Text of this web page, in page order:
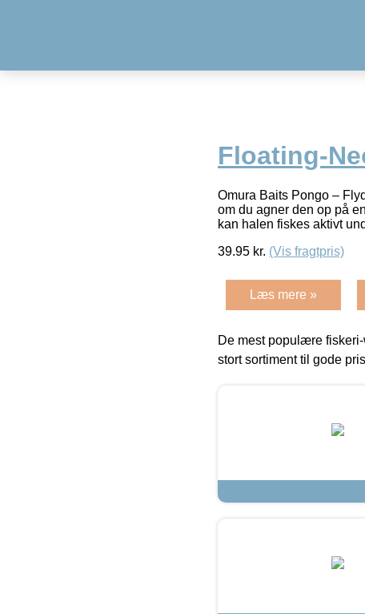
Floating-
Omura Baits Pongo –
om du agner den op på
kan halen fiskes aktivt
39.95 kr. (Vis fragtpris)
Læs mere »
De mest populære
stort sortiment til gode